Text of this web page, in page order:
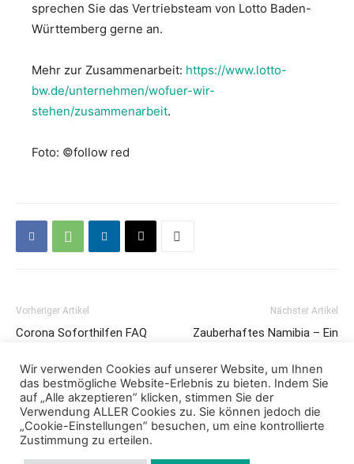
sprechen Sie das Vertriebsteam von Lotto Baden-
Württemberg gerne an.
Mehr zur Zusammenarbeit: https://www.lotto-
bw.de/unternehmen/wofuer-wir-
stehen/zusammenarbeit.
Foto: ©follow red
Vorheriger Artikel
Corona Soforthilfen FAQ
Nächster Artikel
Zauberhaftes Namibia – Ein
Jubiläumsjahr
Wir verwenden Cookies auf unserer Website, um Ihnen
das bestmögliche Website-Erlebnis zu bieten. Indem Sie
auf „Alle akzeptieren” klicken, stimmen Sie der
Verwendung ALLER Cookies zu. Sie können jedoch die
„Cookie-Einstellungen” besuchen, um eine kontrollierte
Zustimmung zu erteilen.